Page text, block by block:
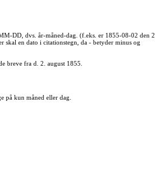
DD, dvs. år-måned-dag. (f.eks. er 1855-08-02 den 2.
skal en dato i citationstegn, da - betyder minus og
breve fra d. 2. august 1855.
på kun måned eller dag.